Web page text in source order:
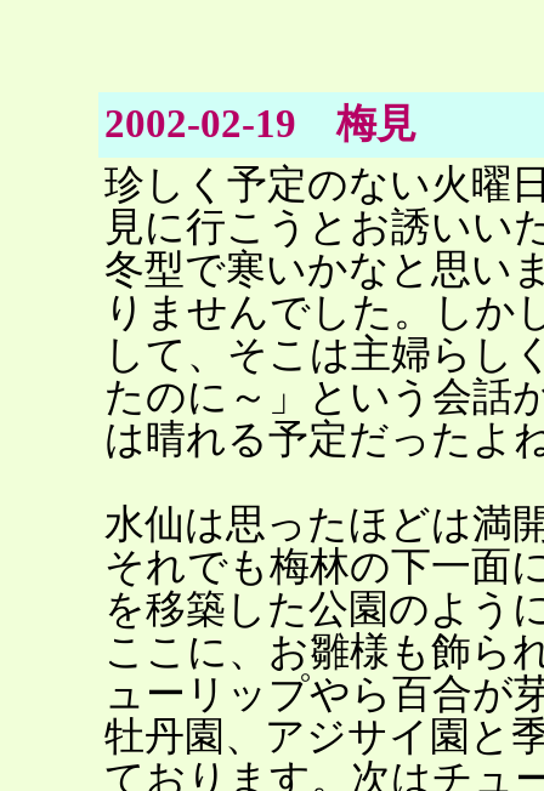
2002-02-19 梅見
珍しく予定のない火曜
見に行こうとお誘いい
冬型で寒いかなと思い
りませんでした。しか
して、そこは主婦らし
たのに～」という会話
は晴れる予定だったよ
水仙は思ったほどは満
それでも梅林の下一面
を移築した公園のよう
ここに、お雛様も飾ら
ューリップやら百合が
牡丹園、アジサイ園と
ております。次はチュ